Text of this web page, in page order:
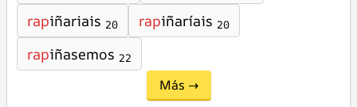
rapiñariais 20 rapiñaríais 20
rapiñasemos 22
Más →